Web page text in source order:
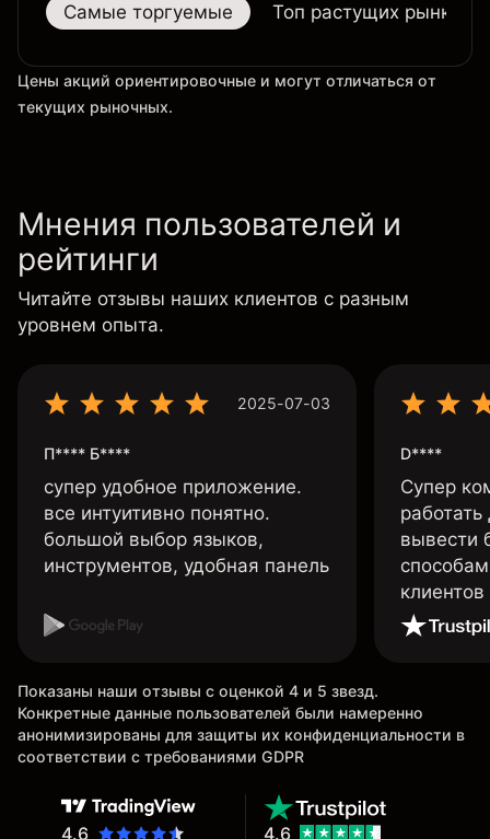
Самые торгуемые Топ растущих рынков
Цены акций ориентировочные и могут отличаться от
текущих рыночных.
Мнения пользователей и
рейтинги
Читайте отзывы наших клиентов с разным
уровнем опыта.
2025-07-03
П**** Б****
супер удобное приложение.
все интуитивно понятно.
большой выбор языков,
инструментов, удобная панель
D****
Супер
вывести
Показаны наши отзывы с оценкой 4 и 5 звезд.
Конкретные данные пользователей были намеренно
анонимизированы для защиты их конфиденциальности в
соответствии с требованиями GDPR
4.6 4.6